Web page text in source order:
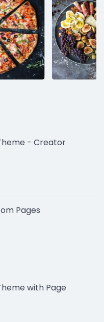
- Creator
Pages
with Page